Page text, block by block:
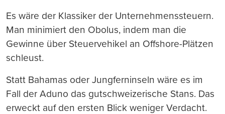
Es wäre der Klassiker der Unternehmenssteuern.
Man minimiert den Obolus, indem man die
Gewinne über Steuervehikel an Offshore-Plätzen
schleust.
Statt Bahamas oder Jungferninseln wäre es im
Fall der Aduno das gutschweizerische Stans. Das
erweckt auf den ersten Blick weniger Verdacht.